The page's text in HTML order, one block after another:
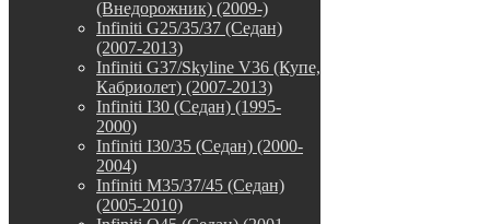
(Внедорожник) (2009-)
Infiniti G25/35/37 (Седан)
(2007-2013)
Infiniti G37/Skyline V36 (Купе,
Кабриолет) (2007-2013)
Infiniti I30 (Седан) (1995-
2000)
Infiniti I30/35 (Седан) (2000-
2004)
Infiniti M35/37/45 (Седан)
(2005-2010)